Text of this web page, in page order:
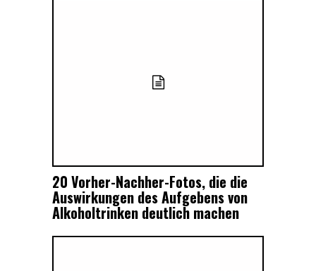
20 Vorher-Nachher-Fotos, die die
Auswirkungen des Aufgebens von
Alkoholtrinken deutlich machen